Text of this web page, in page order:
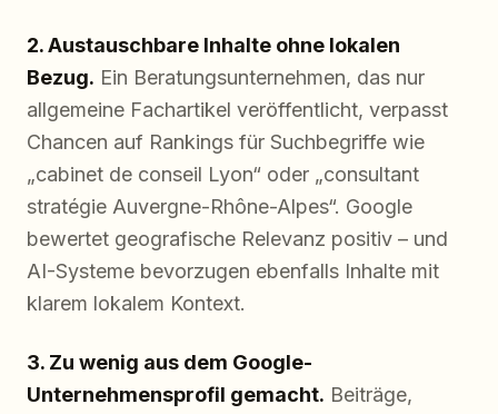
2. Austauschbare Inhalte ohne lokalen
Bezug. Ein Beratungsunternehmen, das nur
allgemeine Fachartikel veröffentlicht, verpasst
Chancen auf Rankings für Suchbegriffe wie
„cabinet de conseil Lyon“ oder „consultant
stratégie Auvergne-Rhône-Alpes“. Google
bewertet geografische Relevanz positiv – und
AI-Systeme bevorzugen ebenfalls Inhalte mit
klarem lokalem Kontext.
3. Zu wenig aus dem Google-
Unternehmensprofil gemacht. Beiträge,